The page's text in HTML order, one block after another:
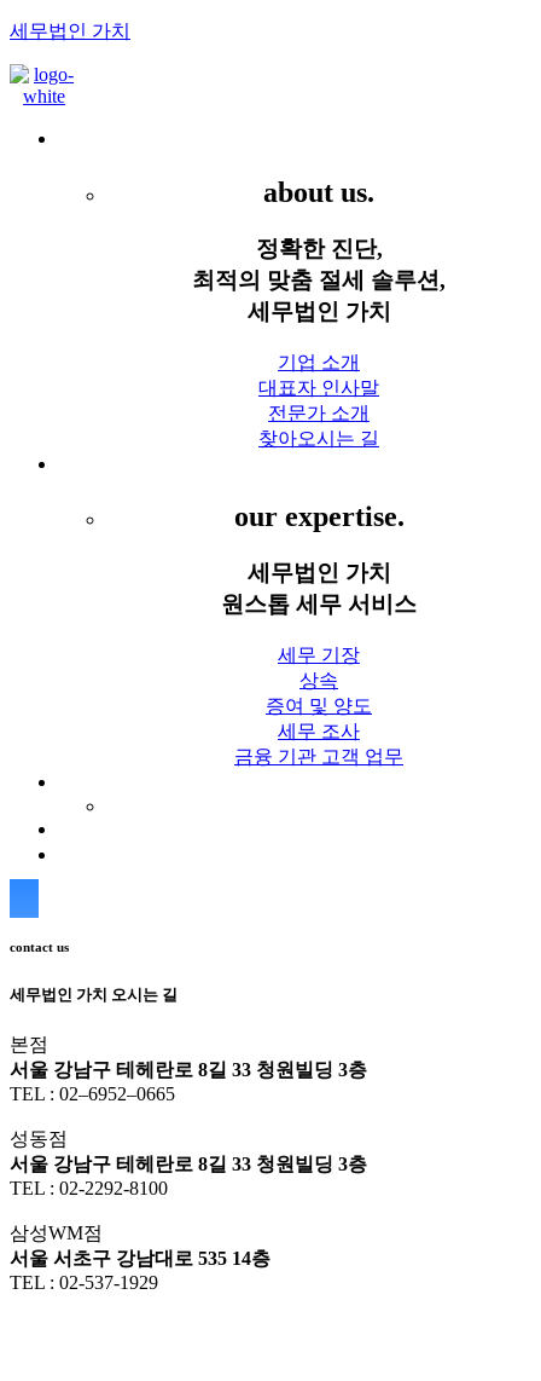
세무법인 가치
Menu
about us.
정확한 진단,
최적의 맞춤 절세 솔루션,
세무법인 가치
기업 소개
대표자 인사말
전문가 소개
찾아오시는 길
our expertise.
세무법인 가치
원스톱 세무 서비스
세무 기장
상속
증여 및 양도
세무 조사
금융 기관 고객 업무
contact us
세무법인 가치 오시는 길
본점
서울 강남구 테헤란로 8길 33 청원빌딩 3층
TEL : 02–6952–0665
성동점
서울 강남구 테헤란로 8길 33 청원빌딩 3층
TEL : 02-2292-8100
삼성WM점
서울 서초구 강남대로 535 14층
TEL : 02-537-1929